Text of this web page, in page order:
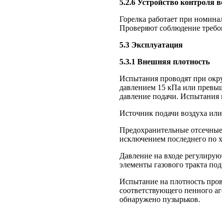
5.2.6 Устройство контроля
Горелка работает при
Проверяют соблюдение
5.3 Эксплуатация
5.3.1 Внешняя плотность
Испытания проводят при
давлением 15 кПа или
давление подачи.
Источник подачи воздуха
Предохранительные
исключением последнего по
Давление на входе
элементы газового тракта
Испытание на плотность
соответствующего пенного
обнаружено пузырьков.